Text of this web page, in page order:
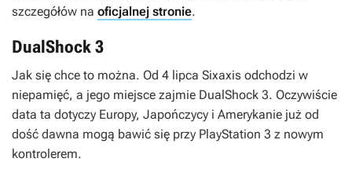
szczegółów na oficjalnej stronie.
DualShock 3
Jak się chce to można. Od 4 lipca Sixaxis odchodzi w
niepamięć, a jego miejsce zajmie DualShock 3. Oczywiście
data ta dotyczy Europy, Japończycy i Amerykanie już od
dość dawna mogą bawić się przy PlayStation 3 z nowym
kontrolerem.